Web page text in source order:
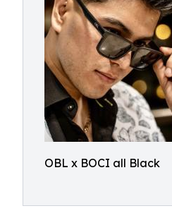
OBL x BOCI all Black